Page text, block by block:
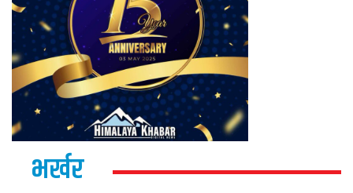
भर्खर